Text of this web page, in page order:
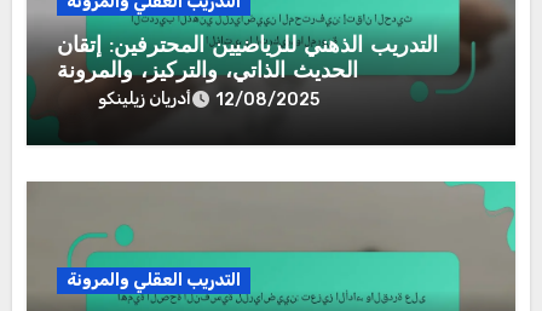
التدريب الذهني للرياضيين المحترفين: إتقان
الحديث الذاتي، والتركيز، والمرونة
أدريان زيلينكو 12/08/2025
التدريب العقلي والمرونة